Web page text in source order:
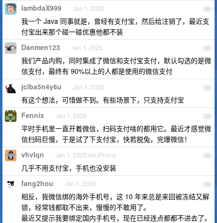
34
lambdaX999 Jan 1, 2025
我一个 Java 同事就是，曾经有支付宝，然后给注销了，最近支
付宝出来那个碰一碰优惠他都不装
35
Danmen123 Jan 1, 2025
我们产品内购，同时集成了微信和支付宝支付，默认勾选的是微
信支付，最终有 90%以上的人都是使用的微信支付
36
jciba5n4y6u Jan 1, 2025
有这个想法，可惜做不到。有些场景下，只支持支付宝
37
Fennix Jan 1, 2025
平时手机里一直开着微信，扫码支付啥的都用它。最近才感觉微
信扫码巨慢，于是试了下支付宝，快若脱兔，完爆微信！
38
vhvlqn Jan 1, 2025 via iPhone
几乎不用支付宝，手机也没安装
39
fang2hou Jan 1, 2025
相反，我微信绑的海外手机号，这 10 年来总是来回被冻结又解
锁，经常钱都取不出来，慢慢的不敢用了。
最近又提示我要绑定国内手机号，现在已经连点都都不进去了。